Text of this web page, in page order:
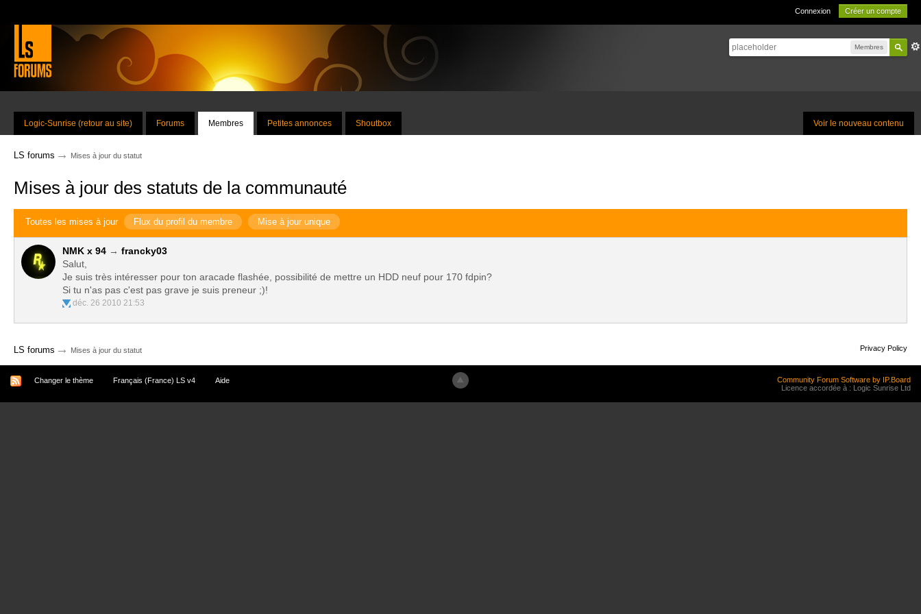
Connexion Créer un compte
Membres
Voir le nouveau contenu
Logic-Sunrise (retour au site) Forums Membres Petites annonces Shoutbox
LS forums → Mises à jour du statut
Mises à jour des statuts de la communauté
Toutes les mises à jour Flux du profil du membre Mise à jour unique
NMK x 94 → francky03
Salut,
Je suis très intéresser pour ton aracade flashée, possibilité de mettre un HDD neuf pour 170 fdpin?
Si tu n'as pas c'est pas grave je suis preneur ;)!
déc. 26 2010 21:53
LS forums → Mises à jour du statut Privacy Policy
Changer le thème Français (France) LS v4 Aide
Community Forum Software by IP.Board
Licence accordée à : Logic Sunrise Ltd